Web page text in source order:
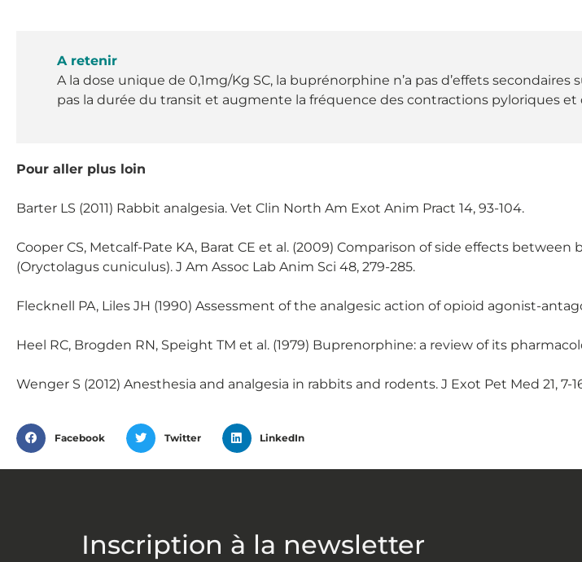
A retenir
A la dose unique de 0,1mg/Kg SC, la buprénorphine n’a pas d’effets
pas la durée du transit et augmente la fréquence des contractions pyloriques et
Pour aller plus loin
Barter LS (2011) Rabbit analgesia. Vet Clin North Am Exot Anim Pract 14, 93-104.
Cooper CS, Metcalf-Pate KA, Barat CE et al. (2009) Comparison of side effects
(Oryctolagus cuniculus). J Am Assoc Lab Anim Sci 48, 279-285.
Flecknell PA, Liles JH (1990) Assessment of the analgesic action of opioid agonist-
Heel RC, Brogden RN, Speight TM et al. (1979) Buprenorphine: a review of its
Wenger S (2012) Anesthesia and analgesia in rabbits and rodents. J Exot Pet Med 21, 7-
Facebook Twitter LinkedIn
Inscription à la newsletter